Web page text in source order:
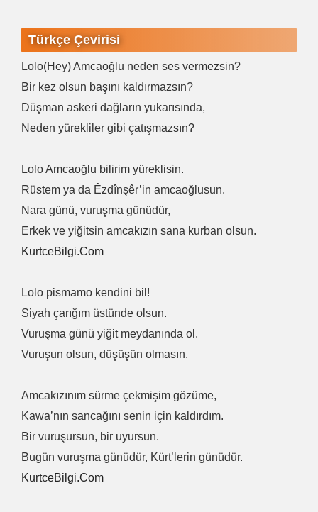
Türkçe Çevirisi
Lolo(Hey) Amcaoğlu neden ses vermezsin?
Bir kez olsun başını kaldırmazsın?
Düşman askeri dağların yukarısında,
Neden yürekliler gibi çatışmazsın?
Lolo Amcaoğlu bilirim yüreklisin.
Rüstem ya da Êzdînşêr’in amcaoğlusun.
Nara günü, vuruşma günüdür,
Erkek ve yiğitsin amcakızın sana kurban olsun.
KurtceBilgi.Com
Lolo pismamo kendini bil!
Siyah çarığım üstünde olsun.
Vuruşma günü yiğit meydanında ol.
Vuruşun olsun, düşüşün olmasın.
Amcakızınım sürme çekmişim gözüme,
Kawa’nın sancağını senin için kaldırdım.
Bir vuruşursun, bir uyursun.
Bugün vuruşma günüdür, Kürt’lerin günüdür.
KurtceBilgi.Com